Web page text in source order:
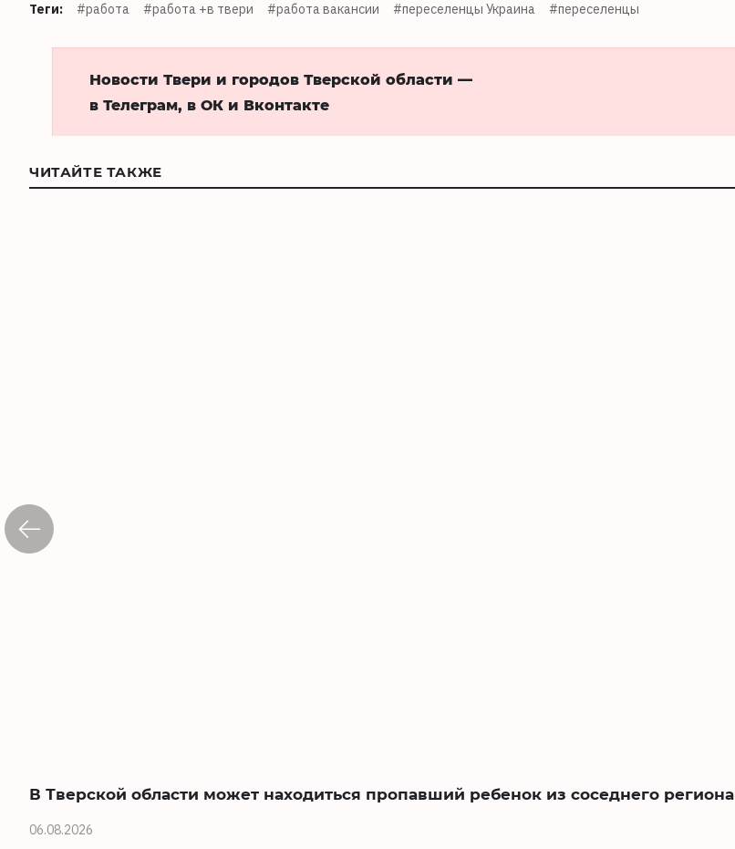
Теги: #работа #работа +в твери #работа вакансии #переселенцы Украина #переселенцы
Новости Твери и городов Тверской области —
в Телеграм, в ОК и Вконтакте
ЧИТАЙТЕ ТАКЖЕ
В Тверской области может находиться пропавший ребенок из соседнего региона
06.08.2026